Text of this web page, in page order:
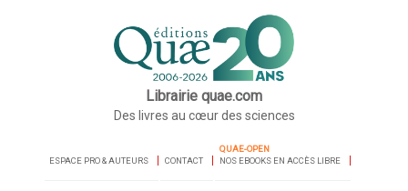
Librairie quae.com
Des livres au cœur des sciences
ESPACE PRO & AUTEURS CONTACT
QUAE-OPEN
NOS EBOOKS EN ACCÈS LIBRE